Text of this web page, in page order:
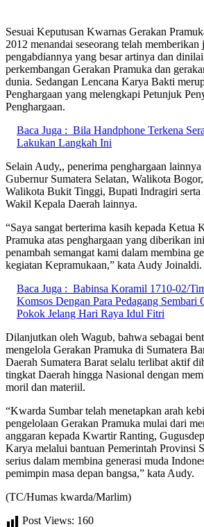
Sesuai Keputusan Kwarnas Gerakan
2012 menandai seseorang telah memberikan
pengabdiannya yang besar artinya dan
perkembangan Gerakan Pramuka dan
dunia. Sedangan Lencana Karya Bakti
Penghargaan yang melengkapi Petunjuk
Penghargaan.
Baca Juga : Bila Handphone Terkena
Lakukan Langkah Ini
Selain Audy,, penerima penghargaan
Gubernur Sumatera Selatan, Walikota
Walikota Bukit Tinggi, Bupati Indragiri serta
Wakil Kepala Daerah lainnya.
“Saya sangat berterima kasih kepada Ketua
Pramuka atas penghargaan yang diberikan
penambah semangat kami dalam membina
kegiatan Kepramukaan,” kata Audy Joinaldi.
Baca Juga : Babinsa Koramil 1710-02/
Komsos Dengan Para Pedagang Sembari
Pokok Jelang Hari Raya Idul Fitri
Dilanjutkan oleh Wagub, bahwa sebagai
mengelola Gerakan Pramuka di Sumatera
Daerah Sumatera Barat selalu terlibat aktif
tingkat Daerah hingga Nasional dengan
moril dan materiil.
“Kwarda Sumbar telah menetapkan arah
pengelolaan Gerakan Pramuka mulai dari
anggaran kepada Kwartir Ranting,
Karya melalui bantuan Pemerintah Provinsi
serius dalam membina generasi muda
pemimpin masa depan bangsa,” kata Audy.
(TC/Humas kwarda/Marlim)
Post Views: 160